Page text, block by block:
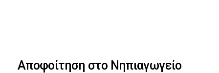
navigation
Αποφοίτηση στο Νηπιαγωγείο